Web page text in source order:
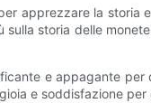
apprezzare la
storia delle
e appagante
e soddisfazione